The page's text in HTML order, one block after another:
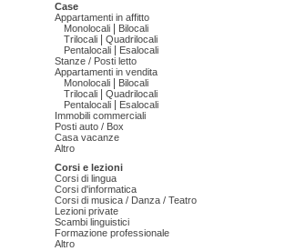
Case
Appartamenti in affitto
Monolocali
Bilocali
Trilocali
Quadrilocali
Pentalocali
Esalocali
Stanze / Posti letto
Appartamenti in vendita
Monolocali
Bilocali
Trilocali
Quadrilocali
Pentalocali
Esalocali
Immobili commerciali
Posti auto / Box
Casa vacanze
Altro
Corsi e lezioni
Corsi di lingua
Corsi d'informatica
Corsi di musica / Danza / Teatro
Lezioni private
Scambi linguistici
Formazione professionale
Altro